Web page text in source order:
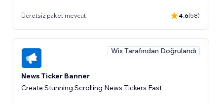
Ücretsiz paket mevcut 4.6(58)
Wix Tarafından Doğrulandı
News Ticker Banner
Create Stunning Scrolling News Tickers Fast